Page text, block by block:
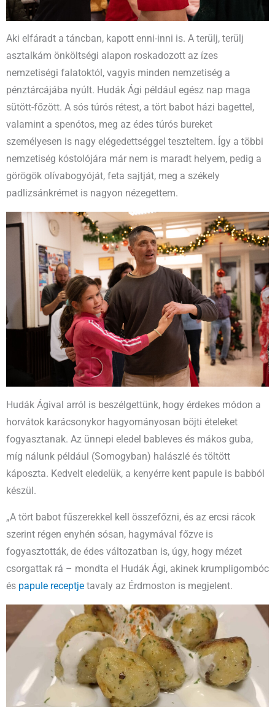
Aki elfáradt a táncban, kapott enni-inni is. A terülj, terülj
asztalkám önköltségi alapon roskadozott az ízes
nemzetiségi falatoktól, vagyis minden nemzetiség a
pénztárcájába nyúlt. Hudák Ági például egész nap maga
sütött-főzött. A sós túrós rétest, a tört babot házi bagettel,
valamint a spenótos, meg az édes túrós bureket
személyesen is nagy elégedettséggel teszteltem. Így a többi
nemzetiség kóstolójára már nem is maradt helyem, pedig a
görögök olívabogyóját, feta sajtját, meg a székely
padlizsánkrémet is nagyon nézegettem.
Hudák Ágival arról is beszélgettünk, hogy érdekes módon a
horvátok karácsonykor hagyományosan böjti ételeket
fogyasztanak. Az ünnepi eledel bableves és mákos guba,
míg nálunk például (Somogyban) halászlé és töltött
káposzta. Kedvelt eledelük, a kenyérre kent papule is babból
készül.
„A tört babot fűszerekkel kell összefőzni, és az ercsi rácok
szerint régen enyhén sósan, hagymával főzve is
fogyasztották, de édes változatban is, úgy, hogy mézet
csorgattak rá – mondta el Hudák Ági, akinek krumpligombóc
és papule receptje tavaly az Érdmoston is megjelent.